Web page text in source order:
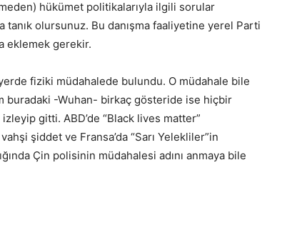
hükümet politikalarıyla ilgili sorular
tanık olursunuz. Bu danışma faaliyetine yerel Parti
eklemek gerekir.
fiziki müdahalede bulundu. O müdahale bile
buradaki -Wuhan- birkaç gösteride ise hiçbir
gitti. ABD’de “Black lives matter”
şiddet ve Fransa’da “Sarı Yelekliler”in
Çin polisinin müdahalesi adını anmaya bile